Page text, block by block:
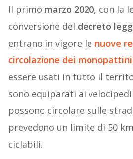
Il primo marzo 2020, con la
conversione del decreto
entrano in vigore le nuove
circolazione dei
essere usati in tutto il
sono equiparati ai
possono circolare sulle
prevedono un limite di 50
ciclabili.